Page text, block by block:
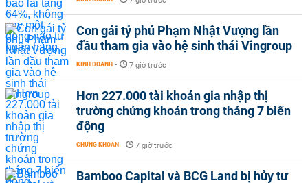
Con gái tỷ phú Phạm Nhật Vượng lần
đầu tham gia vào hệ sinh thái Vingroup
KINH DOANH - 7 giờ trước
Hơn 227.000 tài khoản gia nhập thị
trường chứng khoán trong tháng 7 biến
động
CHỨNG KHOÁN - 7 giờ trước
Bamboo Capital và BCG Land bị hủy tư